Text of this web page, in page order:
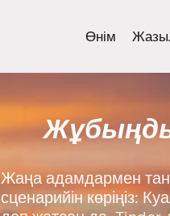
Өнім
Жаңа адамдармен
сценарийін көріңіз: